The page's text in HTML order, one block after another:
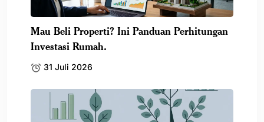
Mau Beli Properti? Ini Panduan Perhitungan
Investasi Rumah.
31 Juli 2026